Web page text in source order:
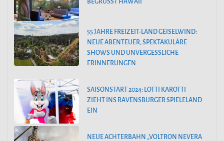
55 JAHRE FREIZEIT-LAND GEISELWIND:
NEUE ABENTEUER, SPEKTAKULÄRE
SHOWS UND UNVERGESSLICHE
ERINNERUNGEN
SAISONSTART 2024: LOTTI KAROTTI
ZIEHT INS RAVENSBURGER SPIELELAND
EIN
NEUE ACHTERBAHN „VOLTRON NEVERA